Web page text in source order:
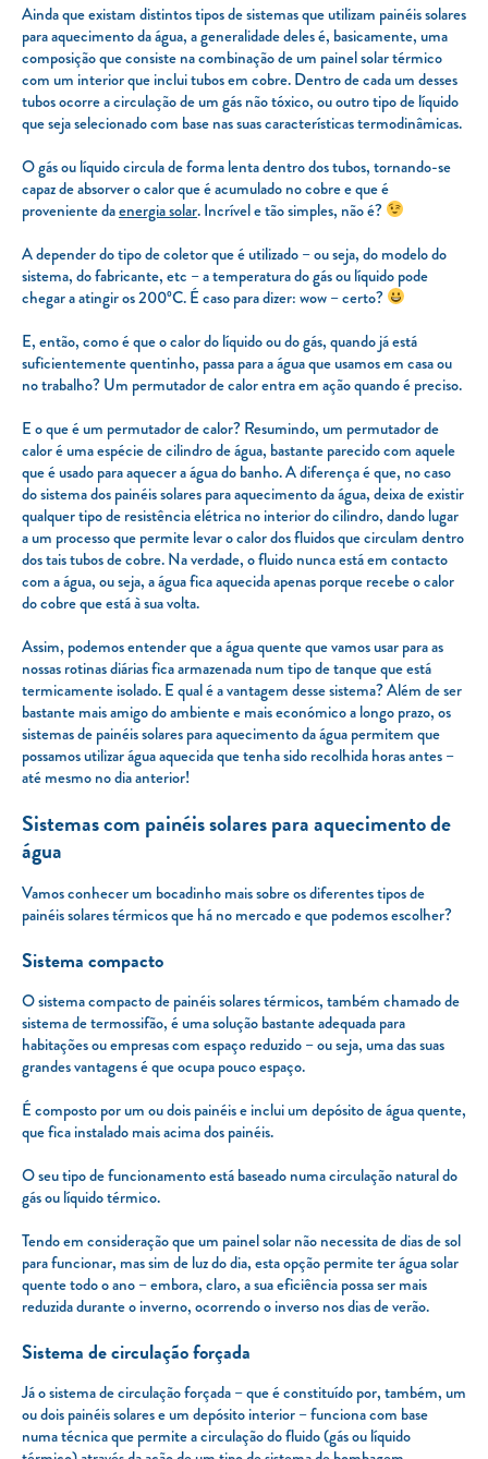
Ainda que existam distintos tipos de sistemas que utilizam painéis solares
para aquecimento da água, a generalidade deles é, basicamente, uma
composição que consiste na combinação de um painel solar térmico
com um interior que inclui tubos em cobre. Dentro de cada um desses
tubos ocorre a circulação de um gás não tóxico, ou outro tipo de líquido
que seja selecionado com base nas suas características termodinâmicas.
O gás ou líquido circula de forma lenta dentro dos tubos, tornando-se
capaz de absorver o calor que é acumulado no cobre e que é
proveniente daenergia solar. Incrível e tão simples, não é?
A depender do tipo de coletor que é utilizado – ou seja, do modelo do
sistema, do fabricante, etc – a temperatura do gás ou líquido pode
chegar a atingir os 200ºC. É caso para dizer:wow– certo?
E, então, como é que o calor do líquido ou do gás, quando já está
suficientemente quentinho, passa para a água que usamos em casa ou
no trabalho? Um permutador de calor entra em ação quando é preciso.
E o que é um permutador de calor? Resumindo, um permutador de
calor é uma espécie de cilindro de água, bastante parecido com aquele
que é usado para aquecer a água do banho. A diferença é que, no caso
do sistema dos painéis solares para aquecimento da água, deixa de existir
qualquer tipo de resistência elétrica no interior do cilindro, dando lugar
a um processo que permite levar o calor dos fluidos que circulam dentro
dos tais tubos de cobre. Na verdade, o fluido nunca está em contacto
com a água, ou seja, a água fica aquecida apenas porque recebe o calor
do cobre que está à sua volta.
Assim, podemos entender que a água quente que vamos usar para as
nossas rotinas diárias fica armazenada num tipo de tanque que está
termicamente isolado. E qual é a vantagem desse sistema? Além de ser
bastante mais amigo do ambiente e mais económico a longo prazo, os
sistemas de painéis solares para aquecimento da água permitem que
possamos utilizar água aquecida que tenha sido recolhida horas antes –
até mesmo no dia anterior!
Sistemas com painéis solares para aquecimento de
água
Vamos conhecer um bocadinho mais sobre os diferentes tipos de
painéis solares térmicos que há no mercado e que podemos escolher?
Sistema compacto
O sistema compacto de painéis solares térmicos, também chamado de
sistema de termossifão, é uma solução bastante adequada para
habitações ou empresas com espaço reduzido – ou seja, uma das suas
grandes vantagens é que ocupa pouco espaço.
É composto por um ou dois painéis e inclui um depósito de água quente,
que fica instalado mais acima dos painéis.
O seu tipo de funcionamento está baseado numa circulação natural do
gás ou líquido térmico.
Tendo em consideração que um painel solar não necessita de dias de sol
para funcionar, mas sim de luz do dia, esta opção permite ter água solar
quente todo o ano – embora, claro, a sua eficiência possa ser mais
reduzida durante o inverno, ocorrendo o inverso nos dias de verão.
Sistema de circulação forçada
Já o sistema de circulação forçada – que é constituído por, também, um
ou dois painéis solares e um depósito interior – funciona com base
numa técnica que permite a circulação do fluido (gás ou líquido